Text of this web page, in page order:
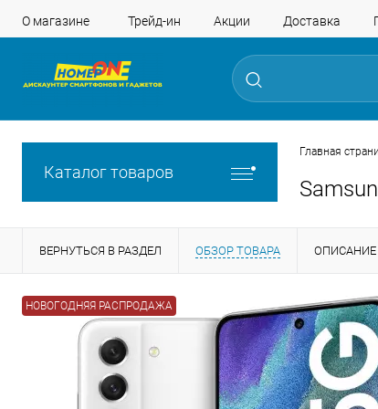
О магазине Трейд-ин Акции Доставка
Каталог товаров
Главная
ВЕРНУТЬСЯ В РАЗДЕЛ ОБЗОР ТОВАРА ОПИСАНИЕ
НОВОГОДНЯЯ РАСПРОДАЖА